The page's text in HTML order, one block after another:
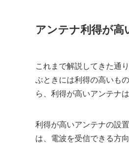
アンテナ利得が
これまで解説してきた通
ぶときには利得の高いも
ら、利得が高いアンテナ
利得が高いアンテナの設
は、電波を受信できる方